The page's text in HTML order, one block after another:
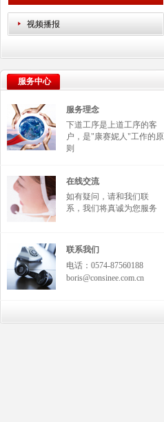
视频播报
服务中心
服务理念
下道工序是上道工序的客
户，是"康赛妮人"工作的原
则
在线交流
如有疑问，请和我们联
系，我们将真诚为您服务
联系我们
电话：0574-87560188
boris@consinee.com.cn